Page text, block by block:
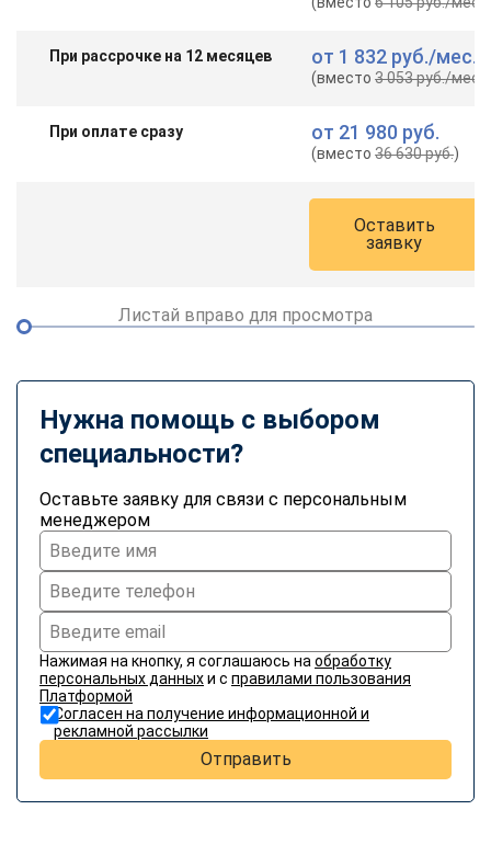
При рассрочке на 12 месяцев от 1 832 руб./мес.
(вместо3 053 руб./мес.
При оплате сразу от 21 980 руб.
(вместо36 630 руб.)
Оставить
заявку
Листай вправо для просмотра
Нужна помощь с выбором
специальности?
Оставьте заявку для связи с персональным
менеджером
Нажимая на кнопку, я соглашаюсь на обработку
персональных данныхи с правилами пользования
Платформой
Согласен на получение информационной и
рекламной рассылки
Отправить